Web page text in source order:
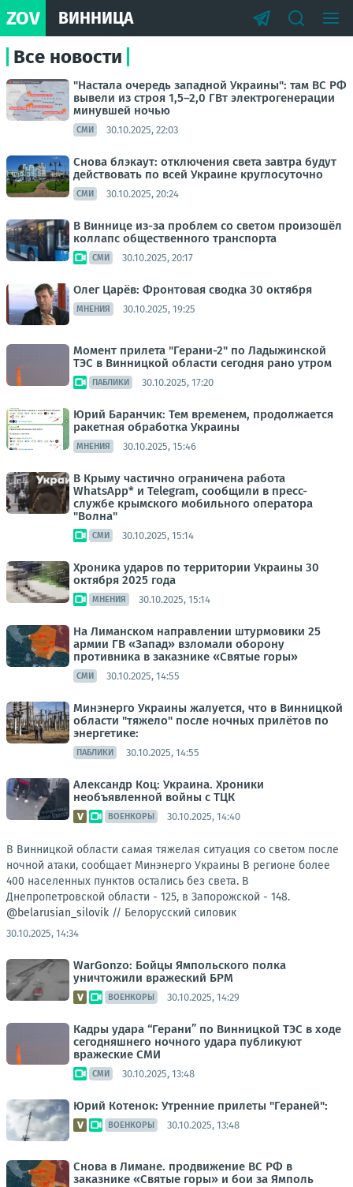
ZOV ВИННИЦА
Все новости
"Настала очередь западной Украины": там ВС РФ
вывели из строя 1,5–2,0 ГВт электрогенерации
минувшей ночью
СМИ 30.10.2025, 22:03
Снова блэкаут: отключения света завтра будут
действовать по всей Украине круглосуточно
СМИ 30.10.2025, 20:24
В Виннице из-за проблем со светом произошёл
коллапс общественного транспорта
СМИ 30.10.2025, 20:17
Олег Царёв: Фронтовая сводка 30 октября
МНЕНИЯ 30.10.2025, 19:25
Момент прилета "Герани-2" по Ладыжинской
ТЭС в Винницкой области сегодня рано утром
ПАБЛИКИ 30.10.2025, 17:20
Юрий Баранчик: Тем временем, продолжается
ракетная обработка Украины
МНЕНИЯ 30.10.2025, 15:46
В Крыму частично ограничена работа
WhatsApp* и Telegram, сообщили в пресс-
службе крымского мобильного оператора
"Волна"
СМИ 30.10.2025, 15:14
Хроника ударов по территории Украины 30
октября 2025 года
МНЕНИЯ 30.10.2025, 15:14
На Лиманском направлении штурмовики 25
армии ГВ «Запад» взломали оборону
противника в заказнике «Святые горы»
СМИ 30.10.2025, 14:55
Минэнерго Украины жалуется, что в Винницкой
области "тяжело" после ночных прилётов по
энергетике:
ПАБЛИКИ 30.10.2025, 14:55
Александр Коц: Украина. Хроники
необъявленной войны с ТЦК
ВОЕНКОРЫ 30.10.2025, 14:40
В Винницкой области самая тяжелая ситуация со светом после
ночной атаки, сообщает Минэнерго Украины В регионе более
400 населенных пунктов остались без света. В
Днепропетровской области - 125, в Запорожской - 148.
@belarusian_silovik // Белорусский силовик
30.10.2025, 14:34
WarGonzo: Бойцы Ямпольского полка
уничтожили вражеский БРМ
ВОЕНКОРЫ 30.10.2025, 14:29
Кадры удара “Герани” по Винницкой ТЭС в ходе
сегодняшнего ночного удара публикуют
вражеские СМИ
СМИ 30.10.2025, 13:48
Юрий Котенок: Утренние прилеты "Гераней":
ВОЕНКОРЫ 30.10.2025, 13:48
Снова в Лимане. продвижение ВС РФ в
заказнике «Святые горы» и бои за Ямполь